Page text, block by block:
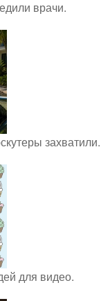
врачи.
захватили.
для видео.